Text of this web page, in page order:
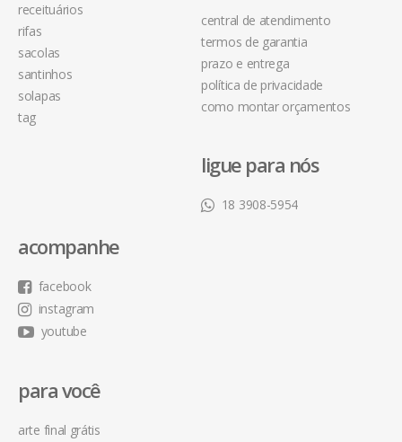
receituários
rifas
sacolas
santinhos
solapas
tag
central de atendimento
termos de garantia
prazo e entrega
política de privacidade
como montar orçamentos
ligue para nós
18 3908-5954
acompanhe
facebook
instagram
youtube
para você
arte final grátis